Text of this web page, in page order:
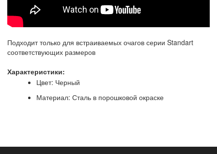
Подходит только для встраиваемых очагов серии Standart
соответствующих размеров
Характеристики:
Цвет: Черный
Материал: Сталь в порошковой окраске